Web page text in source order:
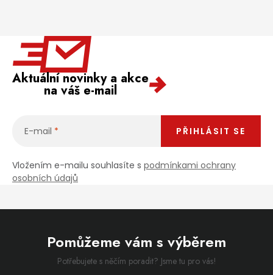
Aktuální novinky a akce
na váš e-mail
E-mail
Vložením e-mailu souhlasíte s podmínkami ochrany
osobních údajů
PŘIHLÁSIT SE
Pomůžeme vám s výběrem
Potřebujete s něčím poradit? Jsme tu pro vás!